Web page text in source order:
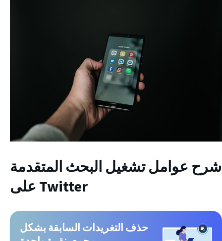
شرح عوامل تشغيل البحث المتقدمة
على Twitter
حذف التغريدات السابقة بشكل